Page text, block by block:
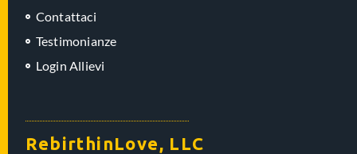
Contattaci
Testimonianze
Login Allievi
RebirthinLove, LLC